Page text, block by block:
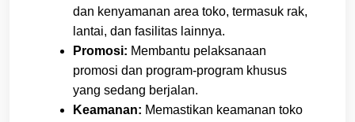
dan kenyamanan area toko, termasuk rak,
lantai, dan fasilitas lainnya.
Promosi: Membantu pelaksanaan
promosi dan program-program khusus
yang sedang berjalan.
Keamanan: Memastikan keamanan toko